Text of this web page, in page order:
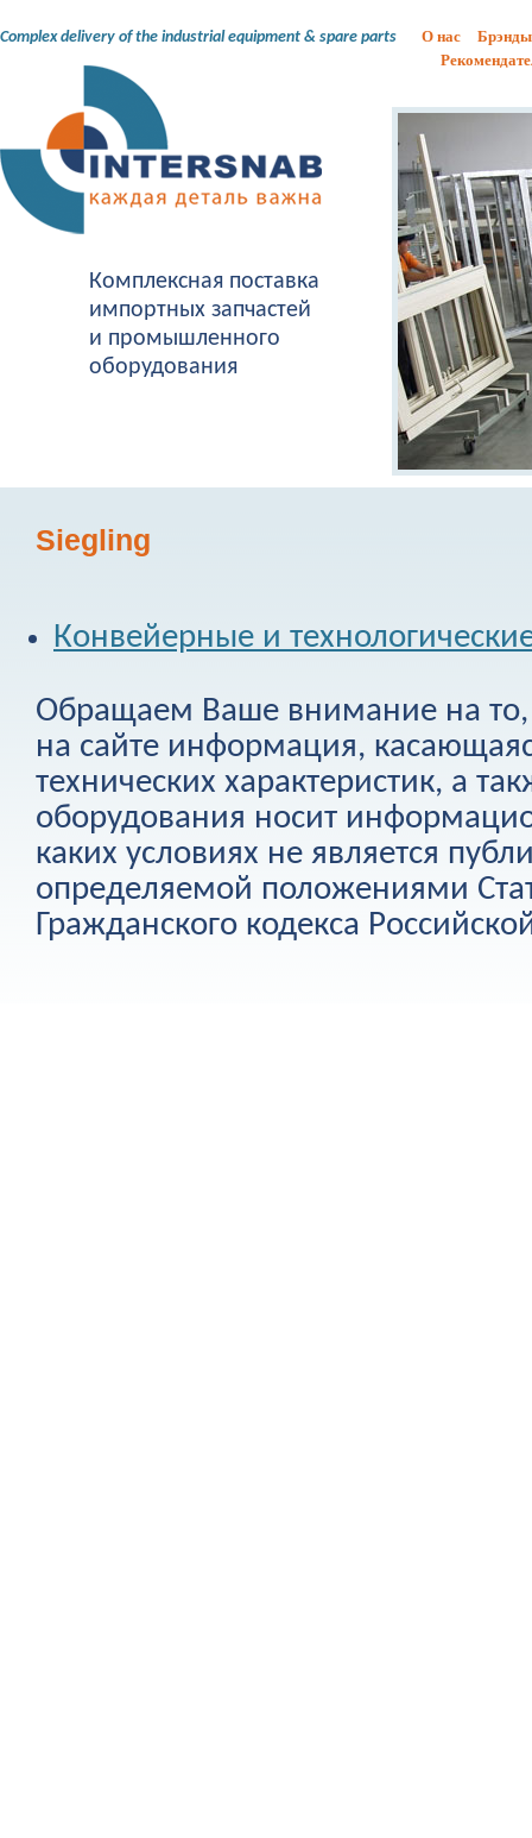
Complex delivery of the industrial equipment & spare parts
Комплексная поставка
импортных запчастей
и промышленного
оборудования
О нас
Брэнды
Siegling
Конвейерные и
Обращаем Ваше внимание на то,
на сайте информация,
технических характеристик, а
оборудования носит
каких условиях не является
определяемой положениями
Гражданского кодекса